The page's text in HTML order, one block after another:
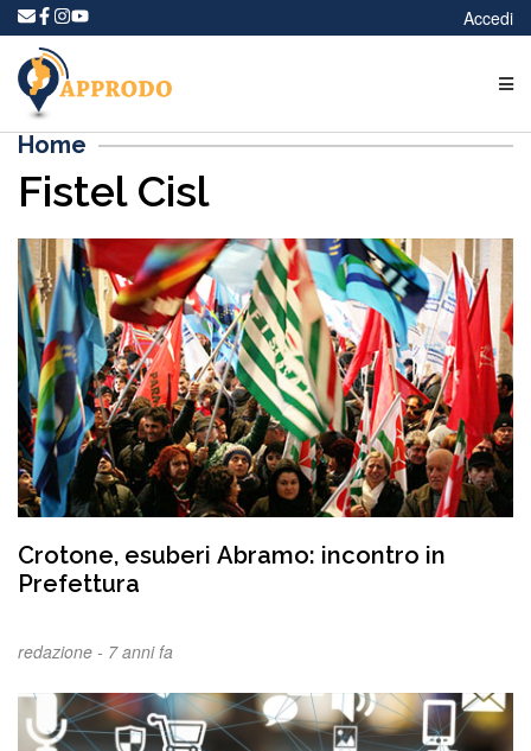
Accedi
Home
Fistel Cisl
Crotone, esuberi Abramo: incontro in
Prefettura
redazione - 7 anni fa